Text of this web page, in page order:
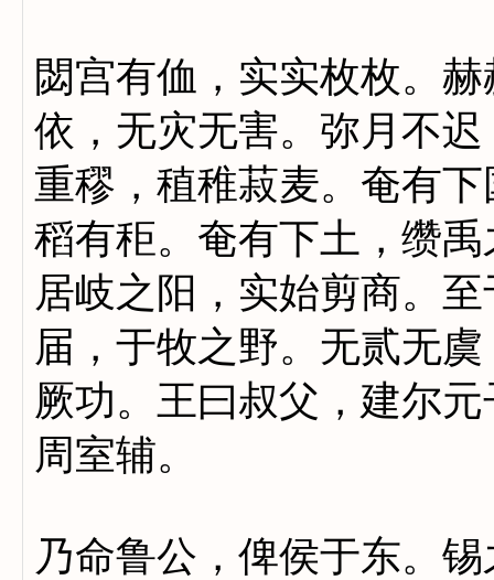
閟宫有侐，实实枚枚。
依，无灾无害。弥月不
重穋，稙稚菽麦。奄有
稻有秬。奄有下土，缵
居岐之阳，实始剪商。
届，于牧之野。无贰无
厥功。王曰叔父，建尔
周室辅。
乃命鲁公，俾侯于东。